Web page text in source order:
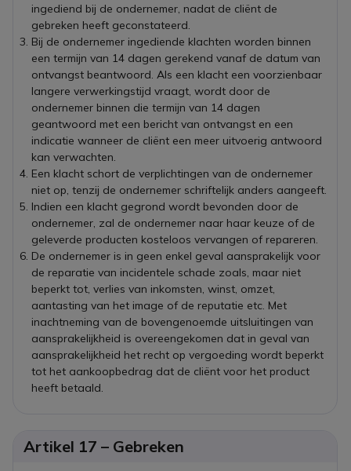
ingediend bij de ondernemer, nadat de cliënt de
gebreken heeft geconstateerd.
Bij de ondernemer ingediende klachten worden binnen
een termijn van 14 dagen gerekend vanaf de datum van
ontvangst beantwoord. Als een klacht een voorzienbaar
langere verwerkingstijd vraagt, wordt door de
ondernemer binnen die termijn van 14 dagen
geantwoord met een bericht van ontvangst en een
indicatie wanneer de cliënt een meer uitvoerig antwoord
kan verwachten.
Een klacht schort de verplichtingen van de ondernemer
niet op, tenzij de ondernemer schriftelijk anders aangeeft.
Indien een klacht gegrond wordt bevonden door de
ondernemer, zal de ondernemer naar haar keuze of de
geleverde producten kosteloos vervangen of repareren.
De ondernemer is in geen enkel geval aansprakelijk voor
de reparatie van incidentele schade zoals, maar niet
beperkt tot, verlies van inkomsten, winst, omzet,
aantasting van het image of de reputatie etc. Met
inachtneming van de bovengenoemde uitsluitingen van
aansprakelijkheid is overeengekomen dat in geval van
aansprakelijkheid het recht op vergoeding wordt beperkt
tot het aankoopbedrag dat de cliënt voor het product
heeft betaald.
Artikel 17 – Gebreken